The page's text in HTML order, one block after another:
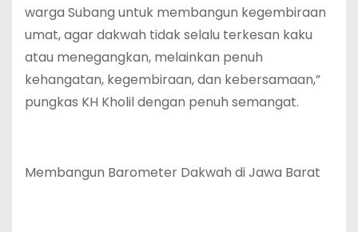
warga Subang untuk membangun kegembiraan
umat, agar dakwah tidak selalu terkesan kaku
atau menegangkan, melainkan penuh
kehangatan, kegembiraan, dan kebersamaan,”
pungkas KH Kholil dengan penuh semangat.
Membangun Barometer Dakwah di Jawa Barat